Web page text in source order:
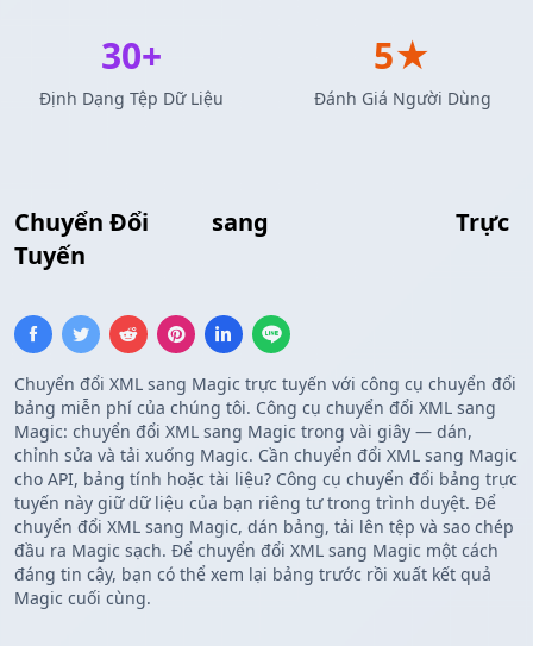
Chuyển Đổi sang
Trực
Tuyến
Chuyển đổi XML sang Magic trực tuyến với công cụ chuyển đổi
bảng miễn phí của chúng tôi. Công cụ chuyển đổi XML sang
Magic: chuyển đổi XML sang Magic trong vài giây — dán,
chỉnh sửa và tải xuống Magic. Cần chuyển đổi XML sang Magic
cho API, bảng tính hoặc tài liệu? Công cụ chuyển đổi bảng trực
tuyến này giữ dữ liệu của bạn riêng tư trong trình duyệt. Để
chuyển đổi XML sang Magic, dán bảng, tải lên tệp và sao chép
đầu ra Magic sạch. Để chuyển đổi XML sang Magic một cách
đáng tin cậy, bạn có thể xem lại bảng trước rồi xuất kết quả
Magic cuối cùng.
30+
Định Dạng Tệp Dữ Liệu
5★
Đánh Giá Người Dùng